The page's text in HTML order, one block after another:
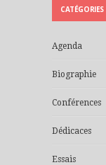
CATÉGORIES
Agenda
Biographie
Conférences
Dédicaces
Essais